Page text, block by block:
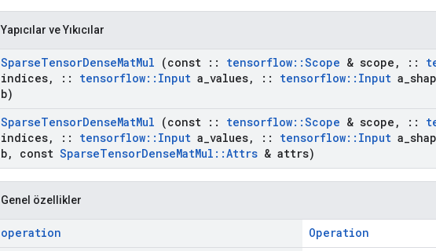
Yapıcılar ve Yıkıcılar
SparseTensorDenseMatMul (const :: tensorflow::Scope & scope , ::
indices, :: tensorflow:: Input a values, :: tensorflow:: Input a
b)
SparseTensorDenseMatMul (const :: tensorflow::Scope & scope , ::
indices, :: tensorflow:: Input a values, :: tensorflow:: Input a
b, const SparseTensorDenseMatMul ::Attrs & attrs)
Genel özellikler
operation
Operation